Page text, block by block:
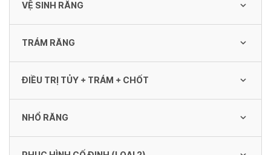
Chụp phim Conebeam CT/ Panorama
VỆ SINH RĂNG
TRÁM RĂNG
Răng sữa
Răng vĩnh viễn
ĐIỀU TRỊ TỦY + TRÁM + CHỐT
NHỔ RĂNG